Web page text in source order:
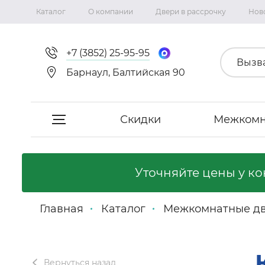
Каталог О компании Двери в рассрочку
+7 (3852) 25-95-95
Барнаул, Балтийская 90
Скидки
Межкомнатные двери
Уточняйте цены у
Главная Каталог Межкомнатные
Вернуться назад